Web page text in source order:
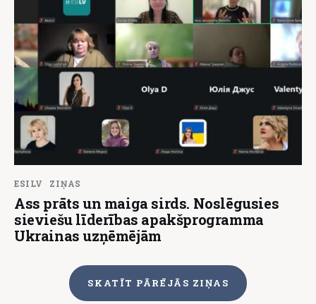
ESILV ZIŅAS
Ass prāts un maiga sirds. Noslēgusies
sieviešu līderības apakšprogramma
Ukrainas uzņēmējām
SKATĪT PĀRĒJĀS ZIŅAS